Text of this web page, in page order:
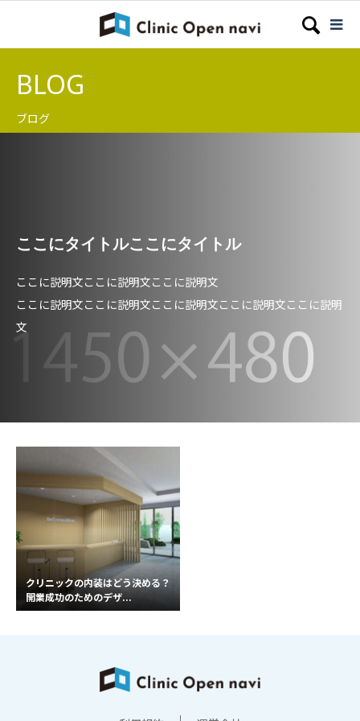
BLOG
ブログ
ここにタイトルここにタイトル
ここに説明文ここに説明文ここに説明文
ここに説明文ここに説明文ここに説明文ここに説明文ここに説明
文
クリニックの内装はどう決める？
開業成功のためのデザ...